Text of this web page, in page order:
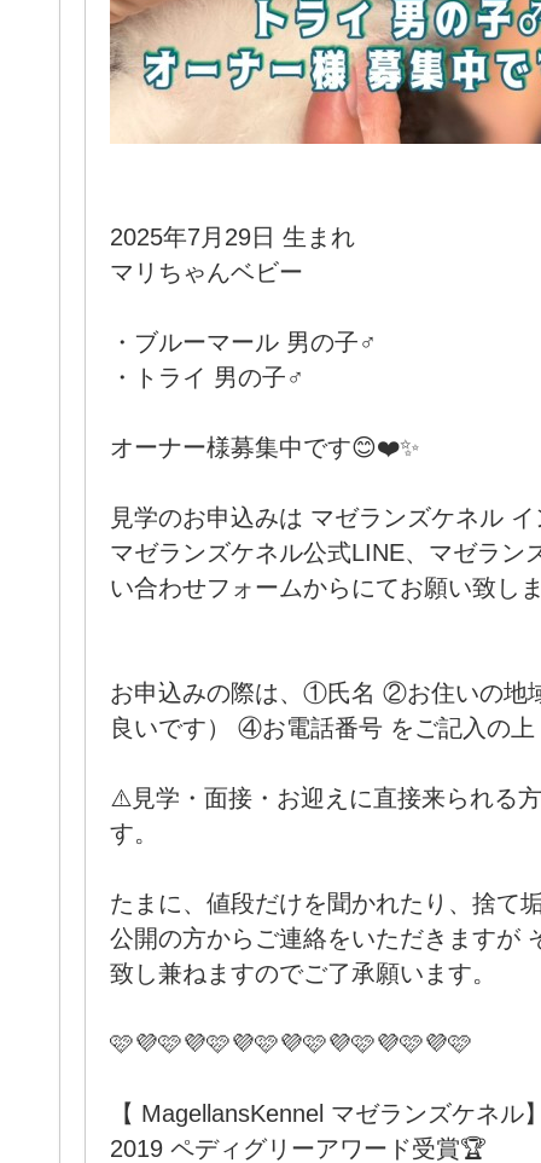
2025年7月29日 生まれ
マリちゃんベビー
・ブルーマール 男の子♂
・トライ 男の子♂
オーナー様募集中です😊❤️✨
見学のお申込みは マゼランズケネル
マゼランズケネル公式LINE、マゼラン
い合わせフォームからにてお願い致しま
お申込みの際は、①氏名 ②お住いの地
良いです） ④お電話番号 をご記入の
⚠️見学・面接・お迎えに直接来られる
す。
たまに、値段だけを聞かれたり、捨て
公開の方からご連絡をいただきますが
致し兼ねますのでご了承願います。
🩷💜🩷💜🩷💜🩷💜🩷💜🩷💜🩷💜🩷
【 MagellansKennel マゼランズケネル
2019 ペディグリーアワード受賞🏆